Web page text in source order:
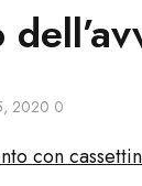
2020 0